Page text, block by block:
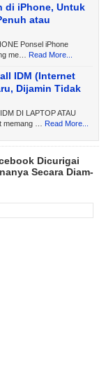
di iPhone, Untuk
atau
Ponsel iPhone
me…
Read More...
IDM (Internet
Dijamin Tidak
DI LAPTOP ATAU
memang …
Read More...
Dicurigai
Secara Diam-